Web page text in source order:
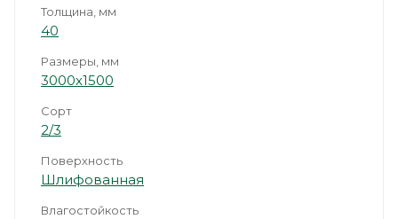
Толщина, мм
40
Размеры, мм
3000х1500
Сорт
2/3
Поверхность
Шлифованная
Влагостойкость